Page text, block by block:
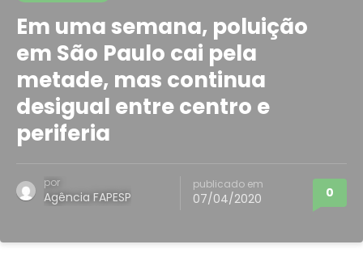
Em uma semana, poluição
em São Paulo cai pela
metade, mas continua
desigual entre centro e
periferia
por
Agência FAPESP
publicado em
07/04/2020 0